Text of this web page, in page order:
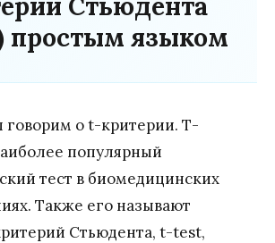
простым языком
говорим о t-критерии. Т-
популярный
тест в биомедицинских
Также его называют
Стьюдента, t-test,